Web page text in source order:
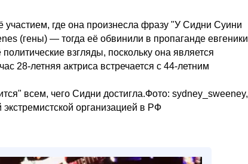
где она произнесла фразу "У Сидни Суини
(гены) — тогда её обвинили в пропаганде евгеники
взгляды, поскольку она является
28-летняя актриса встречается с 44-летним
всем, чего Сидни достигла.Фото: sydney_sweeney,
организацией в РФ